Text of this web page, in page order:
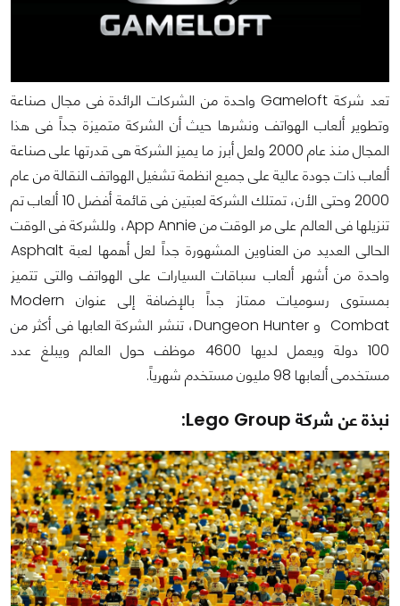
تعد شركة Gameloft واحدة من الشركات الرائدة فى مجال صناعة
وتطوير ألعاب الهواتف ونشرها حيث أن الشركة متميزة جداً فى هذا
المجال منذ عام 2000 ولعل أبرز ما يميز الشركة هى قدرتها على صناعة
ألعاب ذات جودة عالية على جميع انظمة تشغيل الهواتف النقالة من عام
2000 وحتى الأن، تمتلك الشركة لعبتين فى قائمة أفضل 10 ألعاب تم
تنزيلها فى العالم على مر الوقت من App Annie، وللشركة فى الوقت
الحالى العديد من العناوين المشهورة جداً لعل أهمها لعبة Asphalt
واحدة من أشهر ألعاب سباقات السيارات على الهواتف والتى تتميز
بمستوى رسوميات ممتاز جداً بالإضافة إلى عنوان Modern
Combat و Dungeon Hunter، تنشر الشركة العابها فى أكثر من
100 دولة ويعمل لديها 4600 موظف حول العالم ويبلغ عدد
مستخدمى ألعابها 98 مليون مستخدم شهرياً.
نبذة عن شركة Lego Group: